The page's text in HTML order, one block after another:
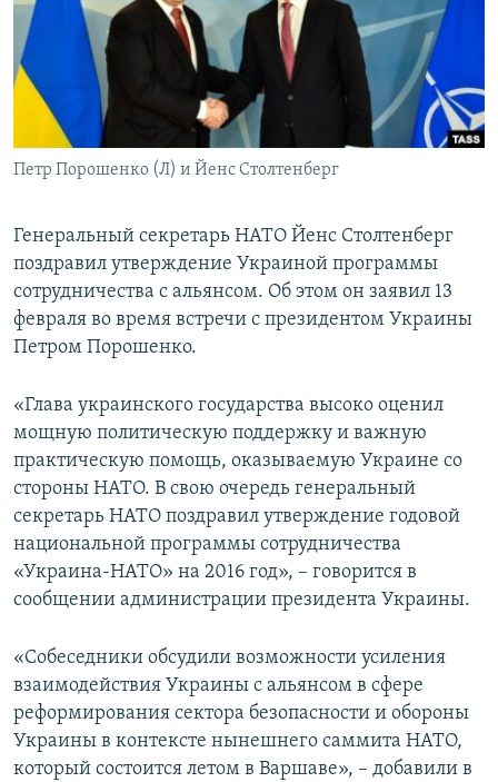
ПОБЕДИТЕЛЕЙ НЕ СУДЯТ?
КРЫМ.НЕПОКОРЕННЫЙ
ELIFBE
УКРАИНСКАЯ ПРОБЛЕМА КРЫМА
ПРИСОЕДИНЯЙТЕСЬ!
Все сайты RFE/RL
Петр Порошенко (Л) и Йенс Столтенберг
Генеральный секретарь НАТО Йенс Столтенберг
поздравил утверждение Украиной программы
сотрудничества с альянсом. Об этом он заявил 13
февраля во время встречи с президентом Украины
Петром Порошенко.
«Глава украинского государства высоко оценил
мощную политическую поддержку и важную
практическую помощь, оказываемую Украине со
стороны НАТО. В свою очередь генеральный
секретарь НАТО поздравил утверждение годовой
национальной программы сотрудничества
«Украина-НАТО» на 2016 год», – говорится в
сообщении администрации президента Украины.
«Собеседники обсудили возможности усиления
взаимодействия Украины с альянсом в сфере
реформирования сектора безопасности и обороны
Украины в контексте нынешнего саммита НАТО,
который состоится летом в Варшаве», – добавили в